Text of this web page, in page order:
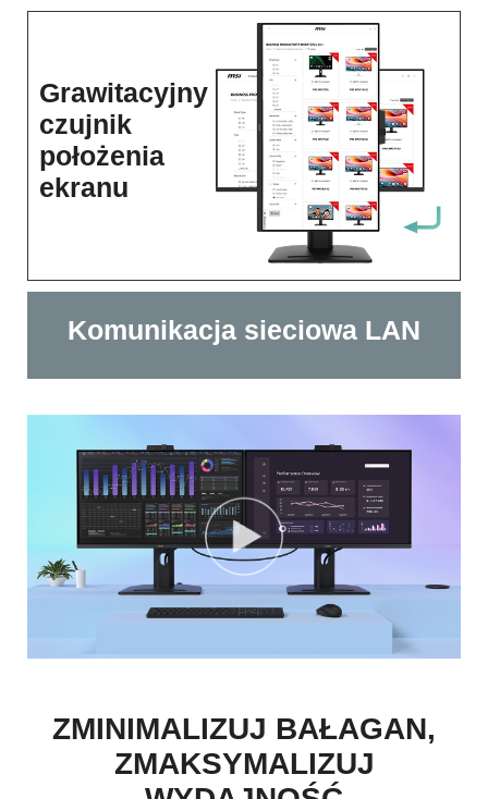
Grawitacyjny
czujnik
położenia
ekranu
Komunikacja sieciowa LAN
ZMINIMALIZUJ BAŁAGAN,
ZMAKSYMALIZUJ